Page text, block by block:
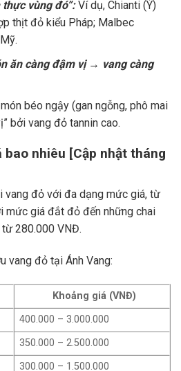
thực vùng đó”:Ví dụ, Chianti (Ý)
thịt đỏ kiểu Pháp; Malbec
ăn càng đậm vị → vang càng
béo ngậy (gan ngỗng, phô mai
bởi vang đỏ tannin cao.
bao nhiêu [Cập nhật tháng
vang đỏ với đa dạng mức giá, từ
mức giá đắt đỏ đến những chai
từ 280.000 VNĐ.
vang đỏ tại Ánh Vang:
Khoảng giá (VNĐ)
400.000 – 3.000.000
350.000 – 2.500.000
300.000 – 1.500.000